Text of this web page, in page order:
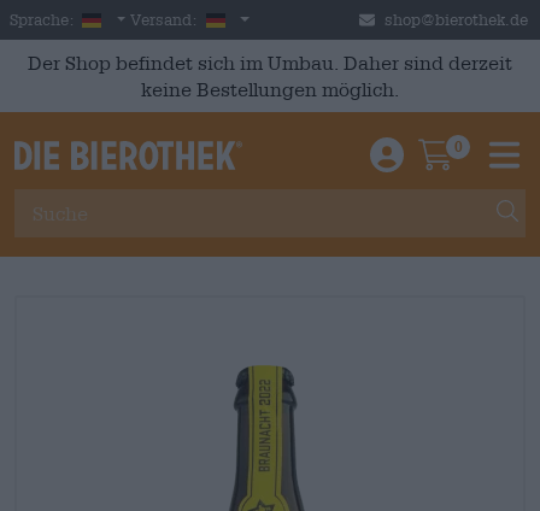
Skip to main content
Sprache: German
Versand: Deutschland shop@bierothek.de
Der Shop befindet sich im Umbau. Daher sind derzeit
keine Bestellungen möglich.
Einloggen /
0